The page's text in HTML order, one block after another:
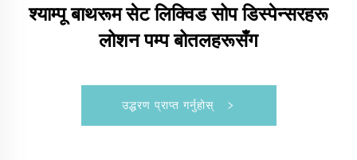
श्याम्पू बाथरूम सेट लिक्विड सोप डिस्पेन्सरहरू
लोशन पम्प बोतलहरूसँग
उद्धरण प्राप्त गर्नुहोस्